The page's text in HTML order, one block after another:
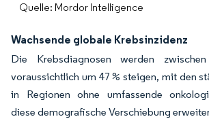
Quelle: Mordor Intelligence
Wachsende globale Krebsinzidenz
Die Krebsdiagnosen werden
voraussichtlich um 47 % steigen, mit den
in Regionen ohne umfassende
diese demografische Verschiebung